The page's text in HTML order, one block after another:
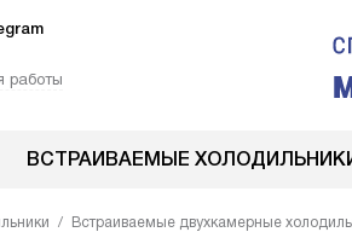
работы
ВСТРАИВАЕМЫЕ
Встраиваемые двухкамерные